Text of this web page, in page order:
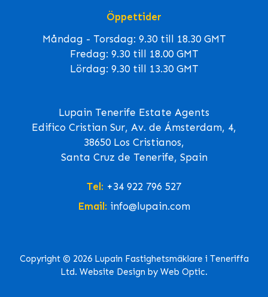
Öppettider
Måndag - Torsdag: 9.30 till 18.30 GMT
Fredag: 9.30 till 18.00 GMT
Lördag: 9.30 till 13.30 GMT
Lupain Tenerife Estate Agents
Edifico Cristian Sur, Av. de Ámsterdam, 4,
38650 Los Cristianos,
Santa Cruz de Tenerife, Spain
Tel: +34 922 796 527
Email: info@lupain.com
Copyright © 2026 Lupain Fastighetsmäklare i Teneriffa
Ltd. Website Design by Web Optic.